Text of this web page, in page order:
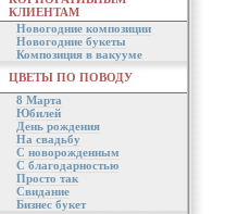
КЛИЕНТАМ
Новогодние композиции
Новогодние букеты
Композиция в вакууме
ЦВЕТЫ ПО ПОВОДУ
8 Марта
Юбилей
День рождения
На свадьбу
С новорожденным
С благодарностью
Просто так
Свидание
Бизнес букет